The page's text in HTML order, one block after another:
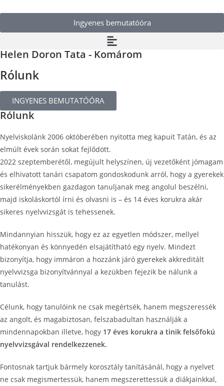
Ingyenes bemutatóóra
Helen Doron Tata - Komárom
Rólunk
INGYENES BEMUTATÓÓRA
Rólunk
Nyelviskolánk 2006 októberében nyitotta meg kapuit Tatán, és az
elmúlt évek során sokat fejlődött.
2022 szeptemberétől, megújult helyszínen, új vezetőként jómagam
és elhivatott tanári csapatom gondoskodunk arról, hogy a gyerekek
sikerélményekben gazdagon tanuljanak meg angolul beszélni,
majd iskoláskortól írni és olvasni is – és 14 éves korukra akár
sikeres nyelvvizsgát is tehessenek.
Mindannyian hisszük, hogy ez az egyetlen módszer, mellyel
hatékonyan és könnyedén elsajátítható egy nyelv. Mindezt
bizonyítja, hogy immáron a hozzánk járó gyerekek akkreditált
nyelvvizsga bizonyítvánnyal a kezükben fejezik be nálunk a
tanulást.
Célunk, hogy tanulóink ne csak megértsék, hanem megszeressék
az angolt, és magabiztosan, felszabadultan használják a
mindennapokban illetve, hogy 17 éves korukra a tinik felsőfokú
nyelvvizsgával rendelkezzenek.
Fontosnak tartjuk bármely korosztály tanításánál, hogy a nyelvet
ne csak megismertessük, hanem megszerettessük a diákjainkkal,